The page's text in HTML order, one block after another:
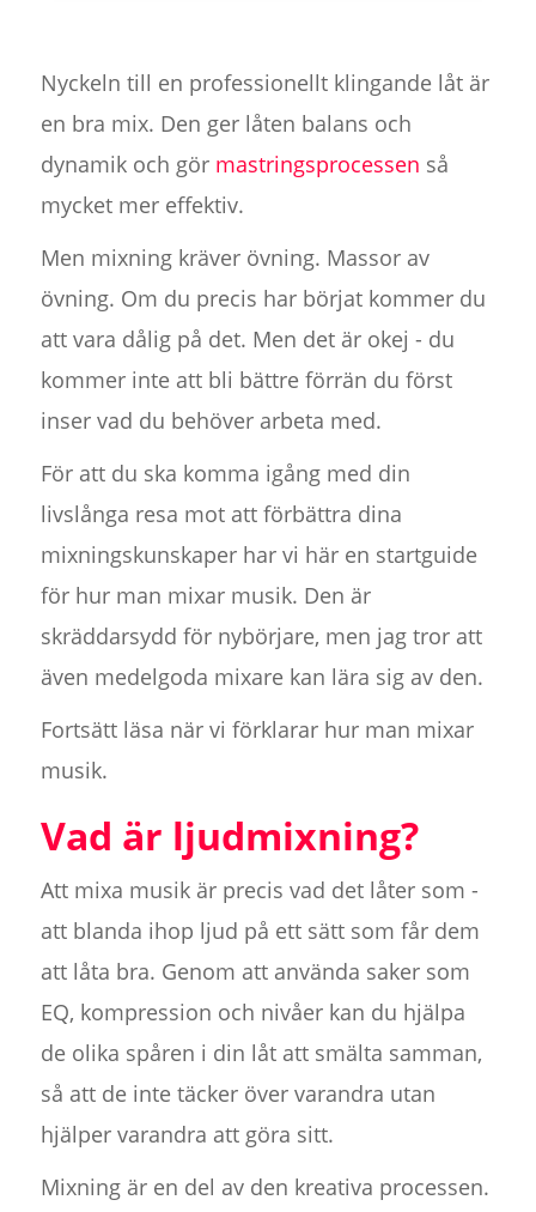
Nyckeln till en professionellt klingande låt är
en bra mix. Den ger låten balans och
dynamik och gör mastringsprocessen så
mycket mer effektiv.
Men mixning kräver övning. Massor av
övning. Om du precis har börjat kommer du
att vara dålig på det. Men det är okej - du
kommer inte att bli bättre förrän du först
inser vad du behöver arbeta med.
För att du ska komma igång med din
livslånga resa mot att förbättra dina
mixningskunskaper har vi här en startguide
för hur man mixar musik. Den är
skräddarsydd för nybörjare, men jag tror att
även medelgoda mixare kan lära sig av den.
Fortsätt läsa när vi förklarar hur man mixar
musik.
Vad är ljudmixning?
Att mixa musik är precis vad det låter som -
att blanda ihop ljud på ett sätt som får dem
att låta bra. Genom att använda saker som
EQ, kompression och nivåer kan du hjälpa
de olika spåren i din låt att smälta samman,
så att de inte täcker över varandra utan
hjälper varandra att göra sitt.
Mixning är en del av den kreativa processen.